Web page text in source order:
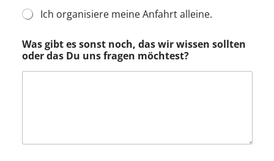
Ich organisiere meine Anfahrt alleine.
Was gibt es sonst noch, das wir wissen sollten
oder das Du uns fragen möchtest?